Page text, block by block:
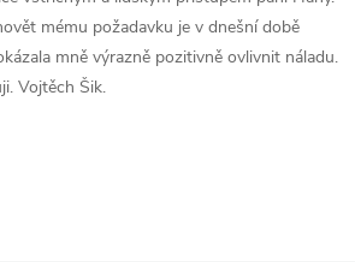
mému požadavku je v dnešní době
mně výrazně pozitivně ovlivnit náladu.
Vojtěch Šik.